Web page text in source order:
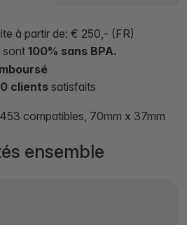
à partir de: € 250,- (FR)
sont 100% sans BPA.
clients satisfaits
compatibles, 70mm x 37mm
ensemble